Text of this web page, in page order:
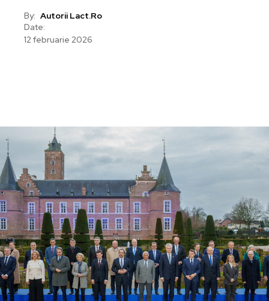
By: Autorii Lact.ro
Date:
12 februarie 2026